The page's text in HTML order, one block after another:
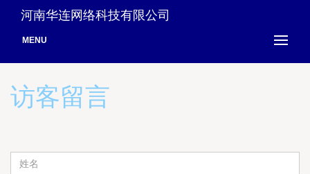
河南华连网络科技有限公司
MENU
访客留言